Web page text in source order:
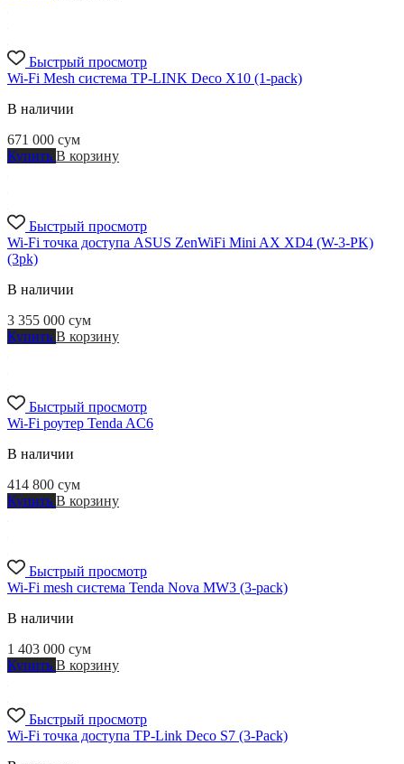
Быстрый просмотр
Wi-Fi Mesh система TP-LINK Deco X10 (1-pack)
В наличии
671 000 сум
Купить В корзину
Быстрый просмотр
Wi-Fi точка доступа ASUS ZenWiFi Mini AX XD4 (W-3-PK)
(3pk)
В наличии
3 355 000 сум
Купить В корзину
Быстрый просмотр
Wi-Fi роутер Tenda AC6
В наличии
414 800 сум
Купить В корзину
Быстрый просмотр
Wi-Fi mesh система Tenda Nova MW3 (3-pack)
В наличии
1 403 000 сум
Купить В корзину
Быстрый просмотр
Wi-Fi точка доступа TP-Link Deco S7 (3-Pack)